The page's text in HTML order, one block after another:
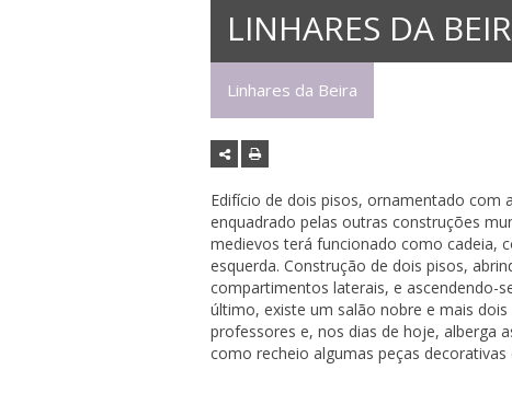
LINHARES DA
Linhares da Beira
Edifício de dois pisos, ornamentado com
enquadrado pelas outras construções
medievos terá funcionado como cadeia,
esquerda. Construção de dois pisos,
compartimentos laterais, e ascendendo-
último, existe um salão nobre e mais
professores e, nos dias de hoje, alberga
como recheio algumas peças